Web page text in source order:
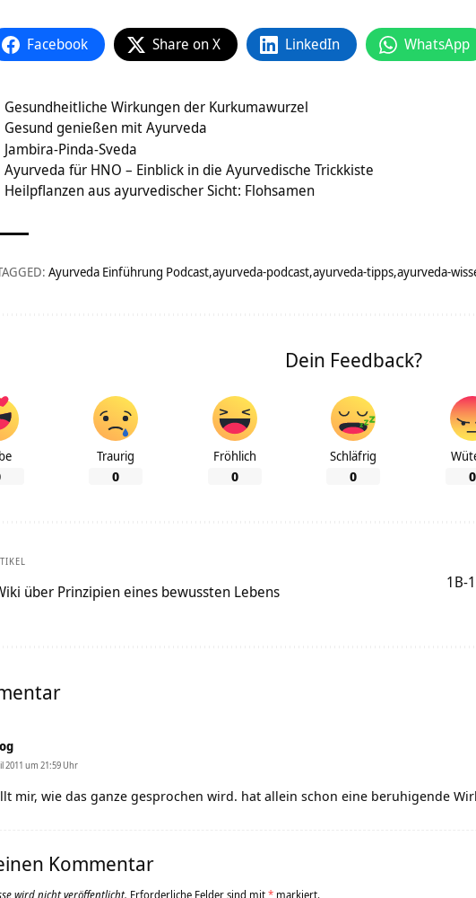
Facebook Share on X LinkedIn WhatsApp
Gesundheitliche Wirkungen der Kurkumawurzel
Gesund genießen mit Ayurveda
Jambira-Pinda-Sveda
Ayurveda für HNO – Einblick in die Ayurvedische Trickkiste
Heilpflanzen aus ayurvedischer Sicht: Flohsamen
Ayurveda Einführung Podcast ayurveda-podcast ayurveda-tipps ayurveda-
Dein Feedback?
Traurig
0
Fröhlich
0
Schläfrig
0 0
über Prinzipien eines bewussten Lebens
1B-
2011 um 21:59 Uhr
mir, wie das ganze gesprochen wird. hat allein schon eine beruhigende
Kommentar
wird nicht veröffentlicht. Erforderliche Felder sind mit* markiert.